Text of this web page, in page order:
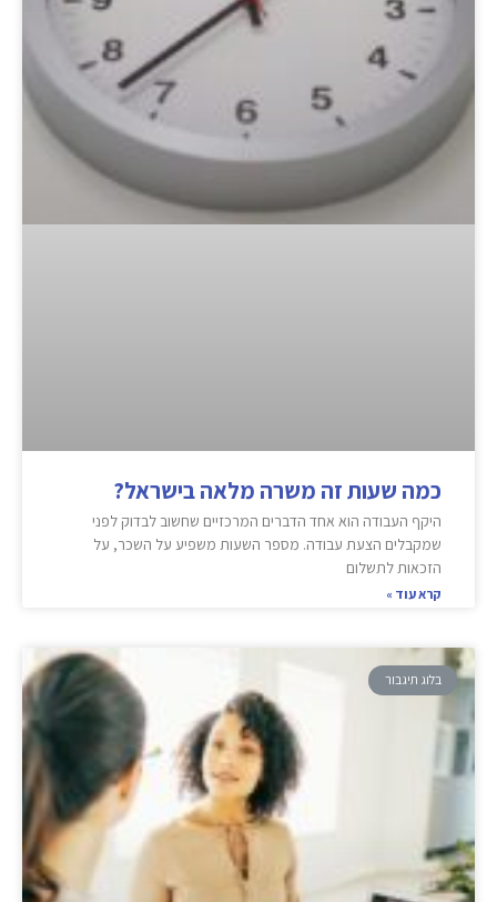
כמה שעות זה משרה מלאה בישראל?
היקף העבודה הוא אחד הדברים המרכזיים שחשוב לבדוק לפני
שמקבלים הצעת עבודה. מספר השעות משפיע על השכר, על
הזכאות לתשלום
קרא עוד »
בלוג תיגבור